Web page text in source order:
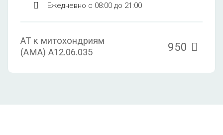
Ежедневно с 08:00 до 21:00
АТ к митохондриям
(AMA) A12.06.035
950